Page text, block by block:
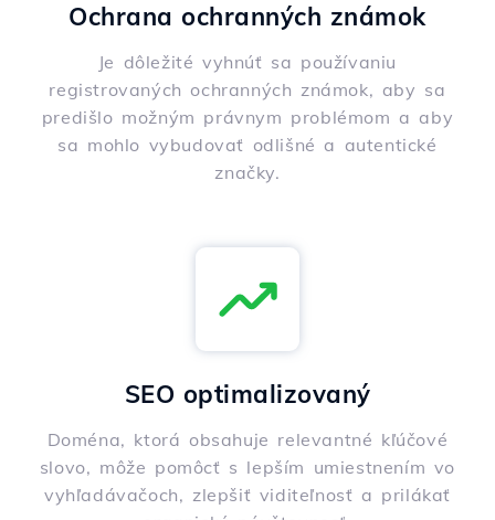
Ochrana ochranných známok
Je dôležité vyhnúť sa používaniu
registrovaných ochranných známok, aby sa
predišlo možným právnym problémom a aby
sa mohlo vybudovať odlišné a autentické
značky.
SEO optimalizovaný
Doména, ktorá obsahuje relevantné kľúčové
slovo, môže pomôcť s lepším umiestnením vo
vyhľadávačoch, zlepšiť viditeľnosť a prilákať